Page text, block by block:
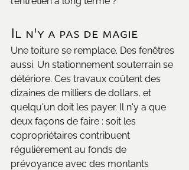
Il n'y a pas de magie
Une toiture se remplace. Des fenêtres
aussi. Un stationnement souterrain se
détériore. Ces travaux coûtent des
dizaines de milliers de dollars, et
quelqu'un doit les payer. Il n'y a que
deux façons de faire : soit les
copropriétaires contribuent
régulièrement au fonds de
prévoyance avec des montants